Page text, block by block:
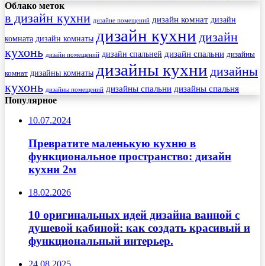
Облако меток
в дизайн кухни дизайне помещений дизайн комнат дизайн
комната дизайн комнаты дизайн кухни дизайн
кухонь дизайн помещений дизайн спальней дизайн спальни дизайны
комнат дизайны комнаты дизайны кухни дизайны
кухонь дизайны помещений дизайны спальни дизайны спальня
Популярное
10.07.2024
Превратите маленькую кухню в
функциональное пространство: дизайн
кухни 2м
18.02.2026
10 оригинальных идей дизайна ванной с
душевой кабиной: как создать красивый и
функциональный интерьер.
24.08.2025